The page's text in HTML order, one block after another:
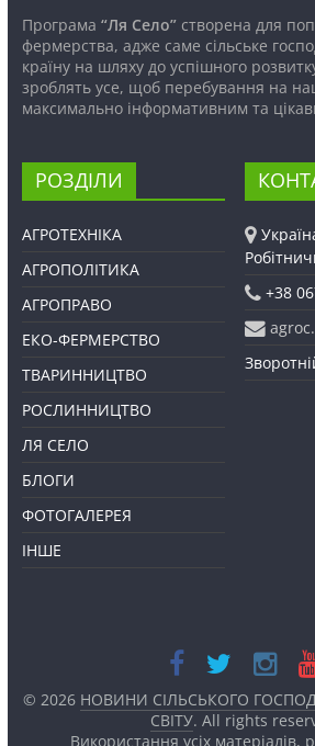
Програма “Ля Село”створена для
фермерства, адже саме сільське
країну на шляху до успішного
зроблять усе, щоб перебування на
максимально інформативним та
РОЗДІЛИ
АГРОТЕХНІКА
АГРОПОЛІТИКА
АГРОПРАВО
ЕКО-ФЕРМЕРСТВО
ТВАРИННИЦТВО
РОСЛИННИЦТВО
ЛЯ СЕЛО
БЛОГИ
ФОТОГАЛЕРЕЯ
ІНШЕ
+38
© 2026 НОВИНИ СІЛЬСЬКОГО
СВІТУ. All rights
Використання усіх матеріалів,